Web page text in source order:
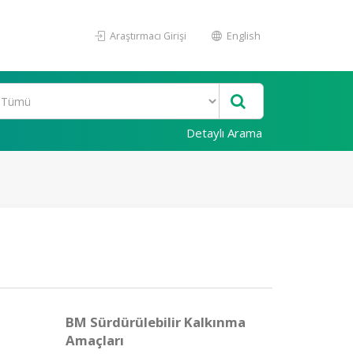
Araştırmacı Girişi English
Detaylı Arama
BM Sürdürülebilir Kalkınma
Amaçları